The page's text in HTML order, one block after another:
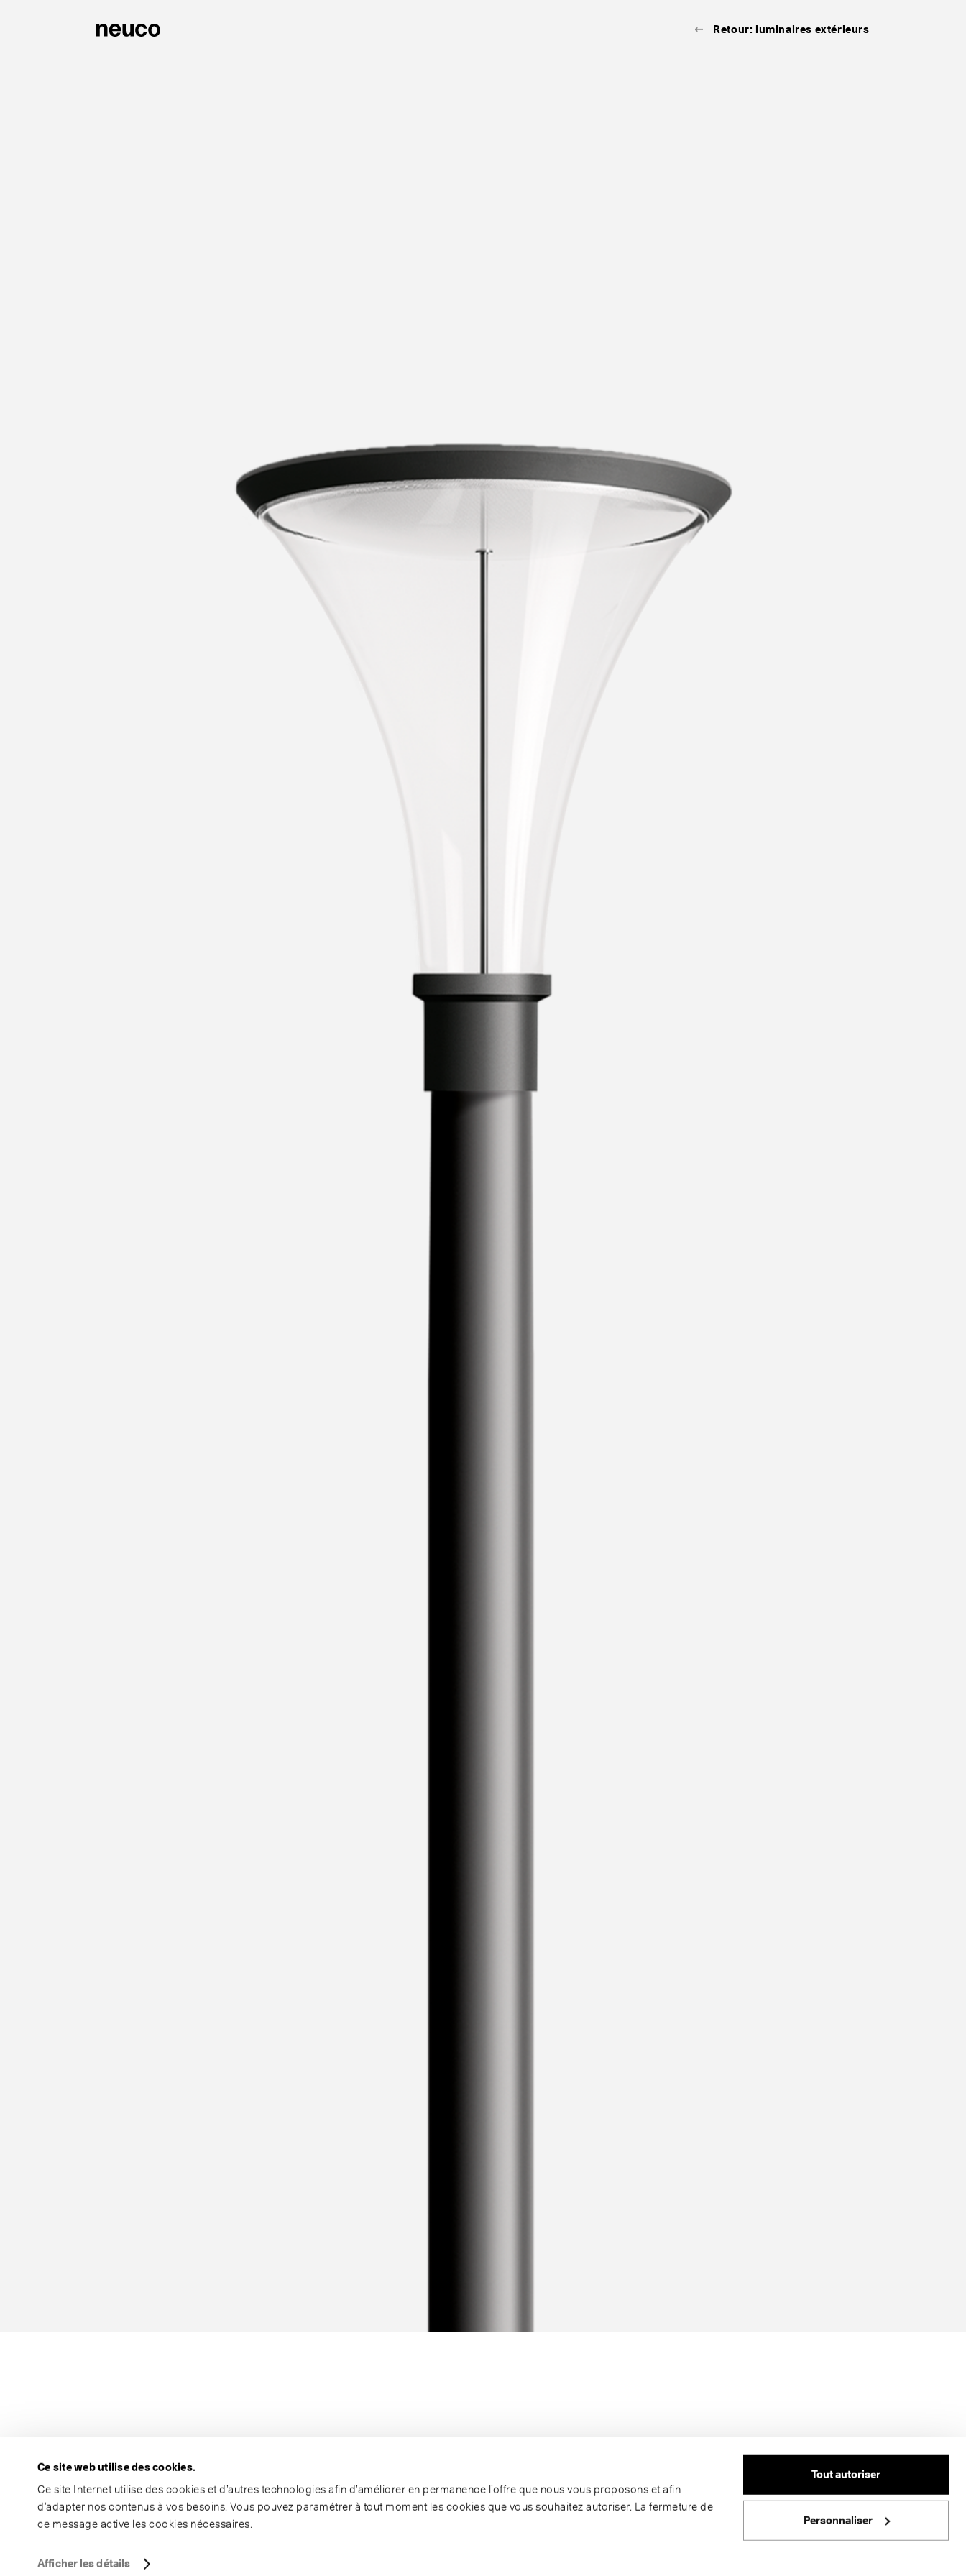
Ce site web utilise des cookies.
Ce site Internet utilise des cookies et d’autres technologies afin d’améliorer en permanence l’offre que nous vous proposons et afin
d’adapter nos contenus à vos besoins. Vous pouvez paramétrer à tout moment les cookies que vous souhaitez autoriser. La fermeture de
ce message active les cookies nécessaires.
Afficher les détails
Tout autoriser
Personnaliser
Retour: luminaires extérieurs